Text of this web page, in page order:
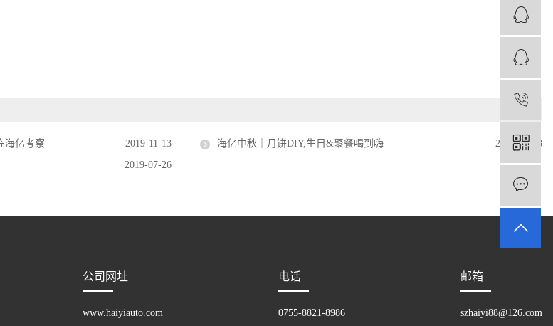
海亿考察 2019-11-13 海亿中秋｜月饼DIY,生日&聚餐喝到嗨
2019-09-13
2019-07-26
公司网址
www.haiyiauto.com
电话
0755-8821-8986
邮箱
szhaiyi88@126.com